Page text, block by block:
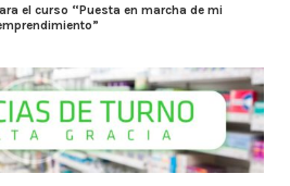
el curso “Puesta en marcha de mi